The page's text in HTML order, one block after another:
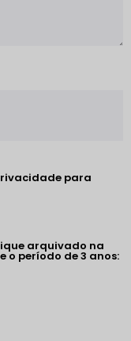
para
arquivado na
o período de 3 anos: